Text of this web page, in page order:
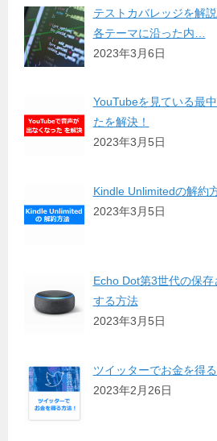
テストカバレッジを解
各テーマに沿った内…
2023年3月6日
YouTubeを見ている最
たを解決！
2023年3月5日
Kindle Unlimitedの解約
2023年3月5日
Echo Dot第3世代の保
する方法
2023年3月5日
ツイッターでお金を得る
2023年2月26日